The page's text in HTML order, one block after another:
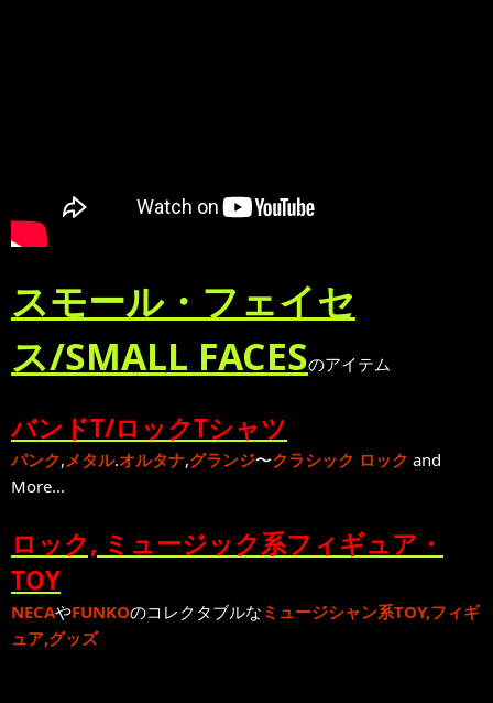
スモール・フェイセ
ス/SMALL FACESのアイテム
バンドT/ロックTシャツ
パンク,メタル.オルタナ,グランジ〜クラシック ロック and
More...
ロック, ミュージック系フィギュア・
TOY
NECAやFUNKOのコレクタブルな ミュージシャン系TOY,フィギ
ュア,グッズ